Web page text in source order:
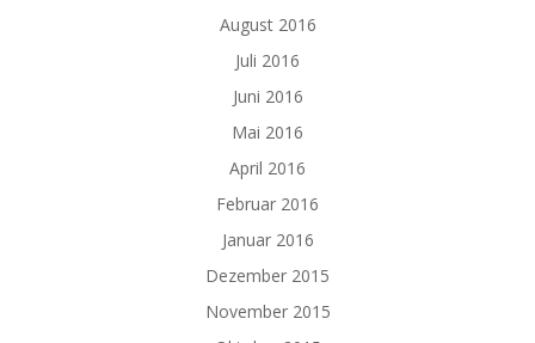
August 2016
Juli 2016
Juni 2016
Mai 2016
April 2016
Februar 2016
Januar 2016
Dezember 2015
November 2015